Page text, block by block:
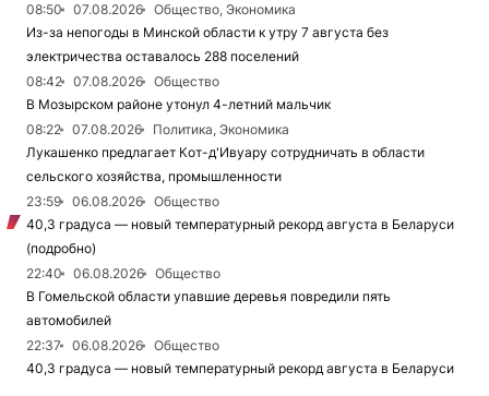
08:50
07.08.2026
Общество, Экономика
Из-за непогоды в Минской области к утру 7 августа без
электричества оставалось 288 поселений
08:42
07.08.2026
Общество
В Мозырском районе утонул 4-летний мальчик
08:22
07.08.2026
Политика, Экономика
Лукашенко предлагает Кот-д'Ивуару сотрудничать в области
сельского хозяйства, промышленности
23:59
06.08.2026
Общество
40,3 градуса — новый температурный рекорд августа в Беларуси
(подробно)
22:40
06.08.2026
Общество
В Гомельской области упавшие деревья повредили пять
автомобилей
22:37
06.08.2026
Общество
40,3 градуса — новый температурный рекорд августа в Беларуси